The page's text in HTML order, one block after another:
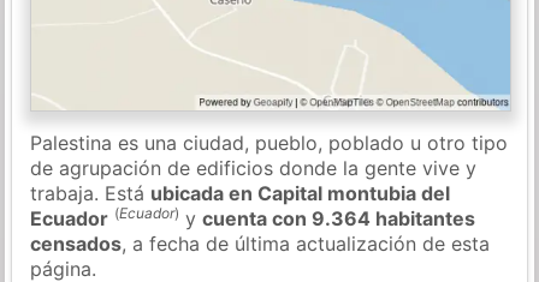
Palestina es una ciudad, pueblo, poblado u otro tipo
de agrupación de edificios donde la gente vive y
trabaja. Está ubicada en Capital montubia del
Ecuador (Ecuador) ycuenta con 9.364 habitantes
censados, a fecha de última actualización de esta
página.